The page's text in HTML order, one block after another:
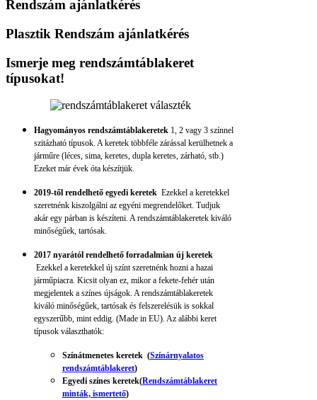
Rendszám ajánlatkérés
Plasztik Rendszám ajánlatkérés
Ismerje meg rendszámtáblakeret
típusokat!
Hagyományos rendszámtáblakeretek 1, 2 vagy 3 színnel
szitázható típusok. A keretek többféle zárással kerülhetnek a
járműre (léces, sima, keretes, dupla keretes, zárható, stb.)
Ezeket már évek óta készítjük.
2019-től rendelhető egyedi keretek Ezekkel a keretekkel
szeretnénk kiszolgálni az egyéni megrendelőket. Tudjuk
akár egy párban is készíteni. A rendszámtáblakeretek kiváló
minőségűek, tartósak.
2017 nyarától rendelhető forradalmian új keretek
Ezekkel a keretekkel új színt szeretnénk hozni a hazai
járműpiacra. Kicsit olyan ez, mikor a fekete-fehér után
megjelentek a színes újságok. A rendszámtáblakeretek
kiváló minőségűek, tartósak és felszerelésük is sokkal
egyszerűbb, mint eddig. (Made in EU). Az alábbi keret
típusok választhatók:
Színátmenetes keretek (Színárnyalatos
rendszámtáblakeret)
Egyedi színes keretek(Rendszámtáblakeret
minták, ismertető)